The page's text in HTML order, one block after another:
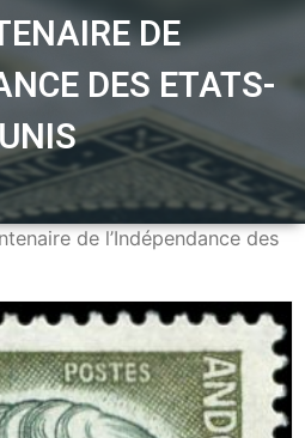
DE
DES ETATS-
UNIS
de l’Indépendance des